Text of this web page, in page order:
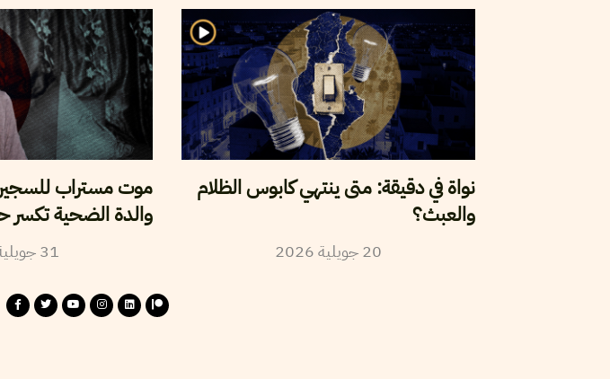
موت مستراب
والدة الضحية
31
نواة في دقيقة: متى ينتهي كابوس الظلام
والعبث؟
20جويلية2026